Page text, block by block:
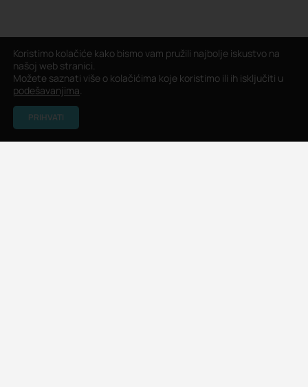
Koristimo kolačiće kako bismo vam pružili najbolje iskustvo na
našoj web stranici.
Možete saznati više o kolačićima koje koristimo ili ih isključiti u
podešavanjima.
PRIHVATI